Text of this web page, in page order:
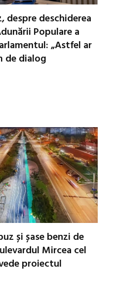
despre deschiderea
Populare a
„Astfel ar
de dialog
și șase benzi de
Mircea cel
proiectul